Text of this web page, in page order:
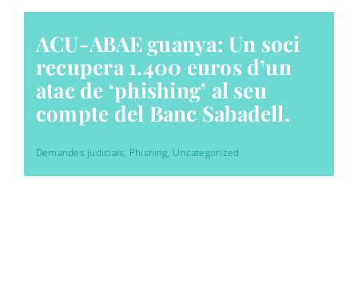
ACU-ABAE guanya: Un soci
recupera 1.400 euros d’un
atac de ‘phishing’ al seu
compte del Banc Sabadell.
Demandes judicials, Phishing, Uncategorized